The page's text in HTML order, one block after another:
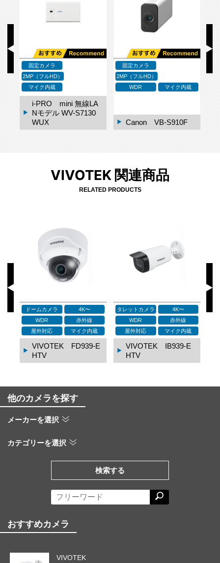
固定カメラ
2MP（フルHD）
マイク内蔵
i-PRO mini 無線LA
Nモデル WV-S7130
WUX
固定カメラ
2MP（フルHD）
WDR
マイク内蔵
Canon VB-S910F
VIVOTEK 関連商品
RELATED PRODUCTS
ドームカメラ
4K〜
WDR
赤外線
屋外対応
マイク内蔵
VIVOTEK FD939-E
HTV
タレットカメラ
4K〜
WDR
赤外線
屋外対応
マイク内蔵
VIVOTEK IB939-E
HTV
他のカメラを探す
メーカーを選択
カテゴリーを選択
検索する
おすすめカメラ
VIVOTEK